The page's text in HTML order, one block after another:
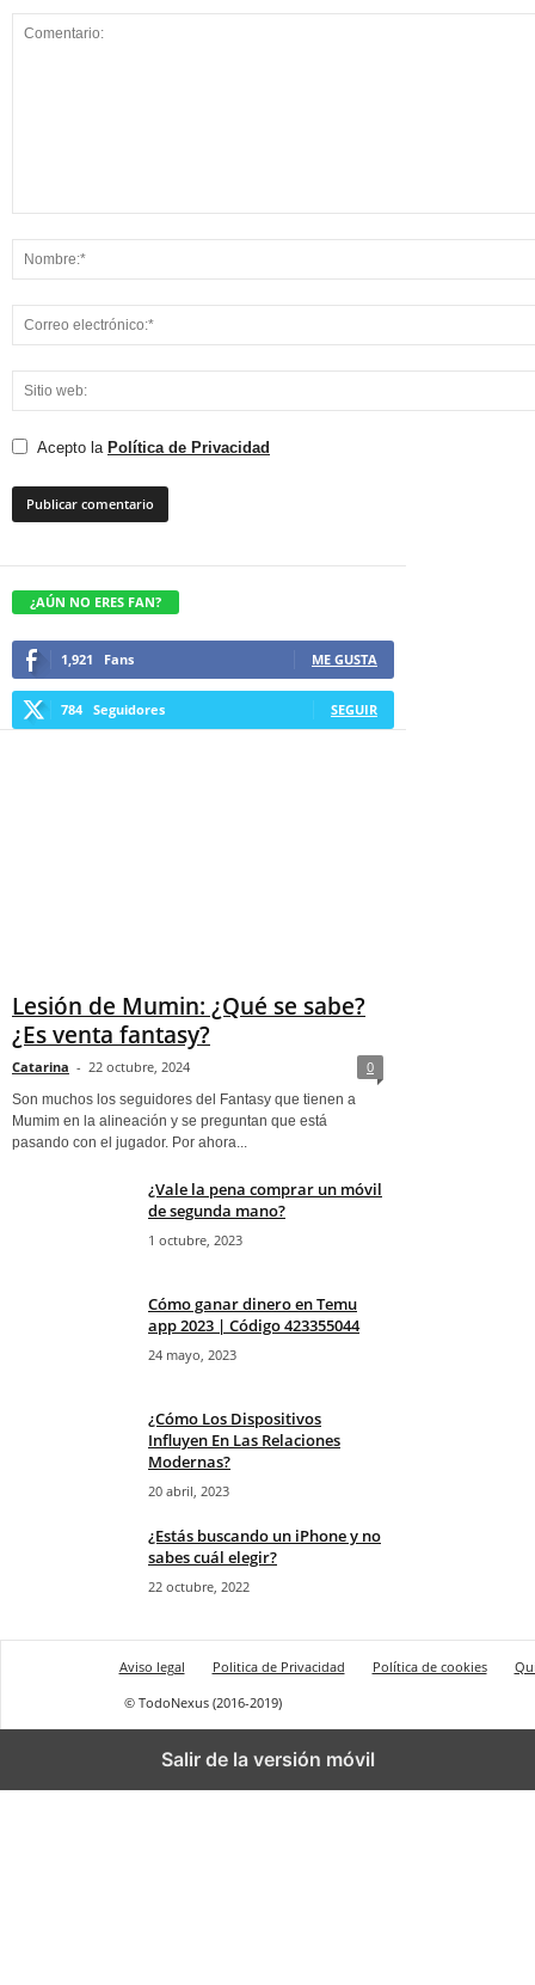
Acepto la Política de Privacidad
¿AÚN NO ERES FAN?
1,921 Fans ME GUSTA
784 Seguidores SEGUIR
Lesión de Mumin: ¿Qué se sabe?
¿Es venta fantasy?
Catarina - 22 octubre, 2024 0
Son muchos los seguidores del Fantasy que tienen a
Mumim en la alineación y se preguntan que está
pasando con el jugador. Por ahora...
¿Vale la pena comprar un móvil
de segunda mano?
1 octubre, 2023
Cómo ganar dinero en Temu
app 2023 | Código 423355044
24 mayo, 2023
¿Cómo Los Dispositivos
Influyen En Las Relaciones
Modernas?
20 abril, 2023
¿Estás buscando un iPhone y no
sabes cuál elegir?
22 octubre, 2022
Aviso legal Politica de Privacidad Política de cookies
© TodoNexus (2016-2019)
Salir de la versión móvil